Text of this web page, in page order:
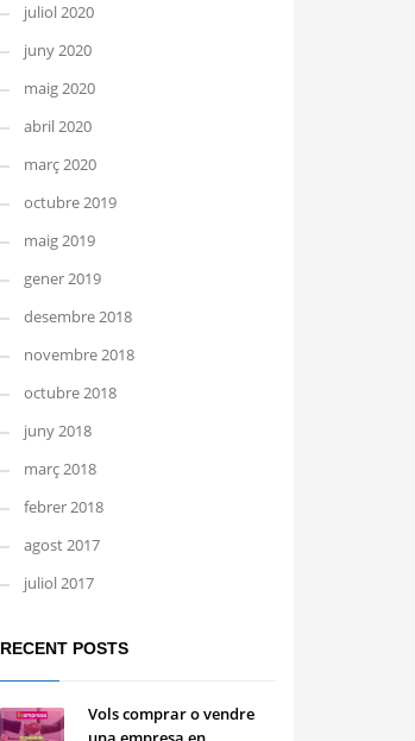
juliol 2020
juny 2020
maig 2020
abril 2020
març 2020
octubre 2019
maig 2019
gener 2019
desembre 2018
novembre 2018
octubre 2018
juny 2018
març 2018
febrer 2018
agost 2017
juliol 2017
RECENT POSTS
Vols comprar o vendre